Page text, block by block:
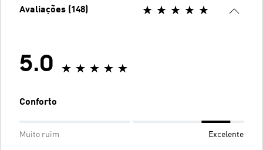
Avaliações (148)
5.0
Conforto
Muito ruim Excelente